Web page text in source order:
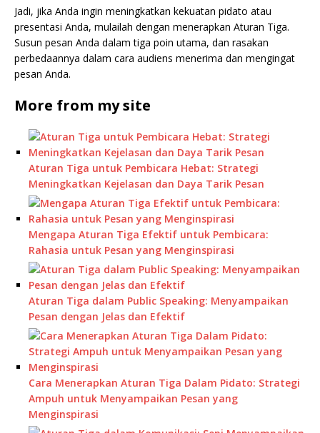
Jadi, jika Anda ingin meningkatkan kekuatan pidato atau
presentasi Anda, mulailah dengan menerapkan Aturan Tiga.
Susun pesan Anda dalam tiga poin utama, dan rasakan
perbedaannya dalam cara audiens menerima dan mengingat
pesan Anda.
More from my site
Aturan Tiga untuk Pembicara Hebat: Strategi
Meningkatkan Kejelasan dan Daya Tarik Pesan
Mengapa Aturan Tiga Efektif untuk Pembicara:
Rahasia untuk Pesan yang Menginspirasi
Aturan Tiga dalam Public Speaking: Menyampaikan
Pesan dengan Jelas dan Efektif
Cara Menerapkan Aturan Tiga Dalam Pidato: Strategi
Ampuh untuk Menyampaikan Pesan yang
Menginspirasi